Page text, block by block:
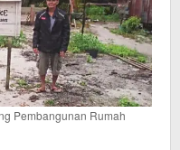
Pembangunan Rumah